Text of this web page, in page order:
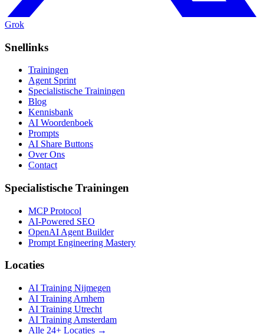
Grok
Snellinks
Trainingen
Agent Sprint
Specialistische Trainingen
Blog
Kennisbank
AI Woordenboek
Prompts
AI Share Buttons
Over Ons
Contact
Specialistische Trainingen
MCP Protocol
AI-Powered SEO
OpenAI Agent Builder
Prompt Engineering Mastery
Locaties
AI Training Nijmegen
AI Training Arnhem
AI Training Utrecht
AI Training Amsterdam
Alle 24+ Locaties →